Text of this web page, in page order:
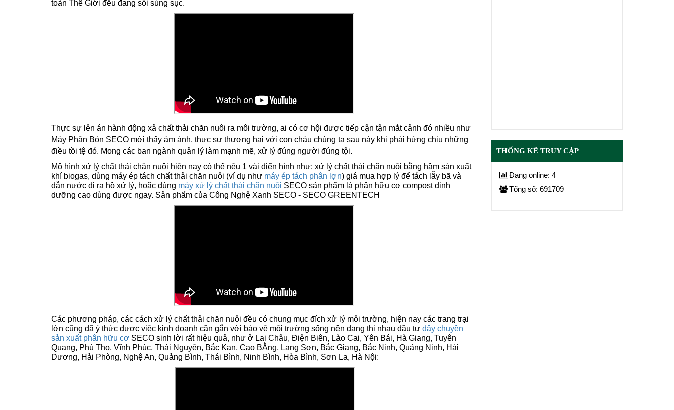
toàn Thế Giới đều đang sôi sùng sục.
Thực sự lên án hành động xả chất thải chăn nuôi ra môi trường, ai có cơ hội được tiếp cận tận mắt cảnh đó nhiều như
Máy Phân Bón SECO mới thấy ám ảnh, thực sự thương hại với con cháu chúng ta sau này khi phải hứng chịu những
điều tồi tệ đó. Mong các ban ngành quản lý làm mạnh mẽ, xử lý đúng người đúng tội.
Mô hình xử lý chất thải chăn nuôi hiện nay có thể nêu 1 vài điển hình như: xử lý chất thải chăn nuôi bằng hầm sản xuất
khí biogas, dùng máy ép tách chất thải chăn nuôi (ví dụ như máy ép tách phân lợn) giá mua hợp lý để tách lẫy bã và
dẫn nước đi ra hồ xử lý, hoặc dùng máy xử lý chất thải chăn nuôi SECO sản phẩm là phân hữu cơ compost dinh
dưỡng cao dùng được ngay. Sản phẩm của Công Nghệ Xanh SECO - SECO GREENTECH
Các phương pháp, các cách xử lý chất thải chăn nuôi đều có chung mục đích xử lý môi trường, hiện nay các trang trại
lớn cũng đã ý thức được việc kinh doanh cần gắn với bảo vệ môi trường sống nên đang thi nhau đầu tư dây chuyền
sản xuất phân hữu cơ SECO sinh lời rất hiệu quả, như ở Lai Châu, Điện Biên, Lào Cai, Yên Bái, Hà Giang, Tuyên
Quang, Phú Thọ, Vĩnh Phúc, Thái Nguyên, Bắc Kan, Cao BẰng, Lạng Sơn, Bắc Giang, Bắc Ninh, Quảng Ninh, Hải
Dương, Hải Phòng, Nghệ An, Quảng Bình, Thái Bình, Ninh Bình, Hòa Bình, Sơn La, Hà Nội:
THỐNG KÊ TRUY CẬP
Đang online: 4
Tổng số: 691709